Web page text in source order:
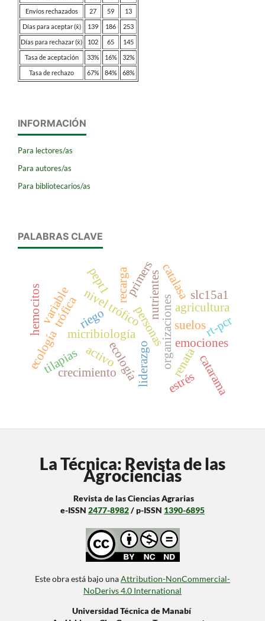
Envíos rechazados
27 59
13
Días para aceptar (x̄)
139 186
253
Días para rechazar (x̄)
102 65
145
Tasa de aceptación
33% 16%
32%
Tasa de rechazo
67% 84% 68%
INFORMACIÓN
Para lectores/as
Para autores/as
Para bibliotecarios/as
PALABRAS CLAVE
activo liderazgo organizaciones
personas emociones
agricultura
micribiología
suelos
ecología
nutrientes
ecología tróficanivel trófico
renata
variable recarga
riego
catarama
catalasa
crecimiento estrés
hemocitos
pept1 slc15a1
tilapias
primers
rt-pcr
La Técnica: Revista de las
Agrociencias
Revista de las Ciencias Agrarias
e-ISSN 2477-8982/ p-ISSN 1390-6895
Este obra está bajo unaAttribution-NonCommercial-
NoDerivs 4.0 International
Universidad Técnica de Manabí